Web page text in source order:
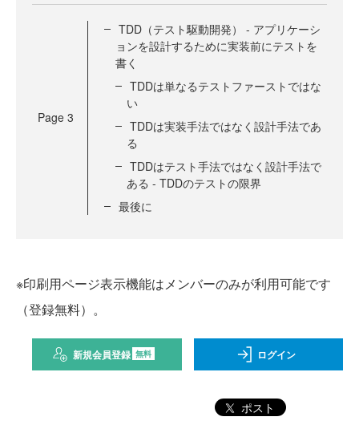
Page 3
TDD（テスト駆動開発） - アプリケーシ
ョンを設計するために実装前にテストを
書く
TDDは単なるテストファーストではな
い
TDDは実装手法ではなく設計手法であ
る
TDDはテスト手法ではなく設計手法で
ある - TDDのテストの限界
最後に
※印刷用ページ表示機能はメンバーのみが利用可能です
（登録無料）。
新規会員登録 無料 ログイン
ポスト